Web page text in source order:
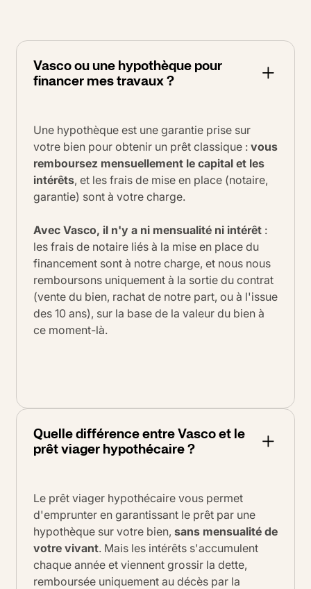
Vasco ou une hypothèque pour
financer mes travaux ?
Une hypothèque est une garantie prise sur
votre bien pour obtenir un prêt classique : vous
remboursez mensuellement le capital et les
intérêts, et les frais de mise en place (notaire,
garantie) sont à votre charge.
Avec Vasco, il n'y a ni mensualité ni intérêt :
les frais de notaire liés à la mise en place du
financement sont à notre charge, et nous nous
remboursons uniquement à la sortie du contrat
(vente du bien, rachat de notre part, ou à l'issue
des 10 ans), sur la base de la valeur du bien à
ce moment-là.
Quelle différence entre Vasco et le
prêt viager hypothécaire ?
Le prêt viager hypothécaire vous permet
d'emprunter en garantissant le prêt par une
hypothèque sur votre bien, sans mensualité de
votre vivant. Mais les intérêts s'accumulent
chaque année et viennent grossir la dette,
remboursée uniquement au décès par la